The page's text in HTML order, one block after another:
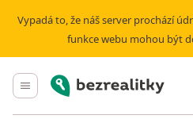
Vypadá to, že náš server prochází
funkce webu mohou být
Hlavní menu
Bezrealitky